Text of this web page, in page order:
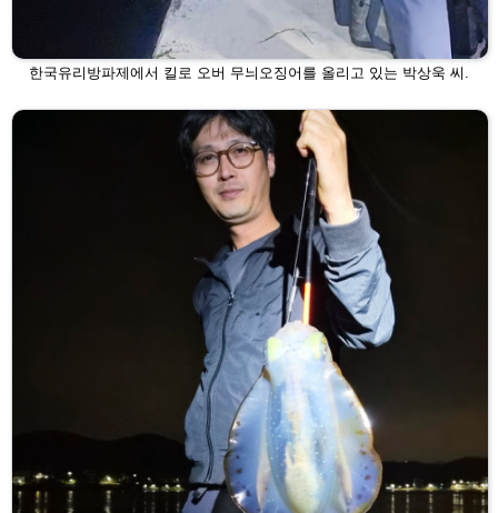
한국유리방파제에서 킬로 오버 무늬오징어를 올리고 있는 박상욱 씨.